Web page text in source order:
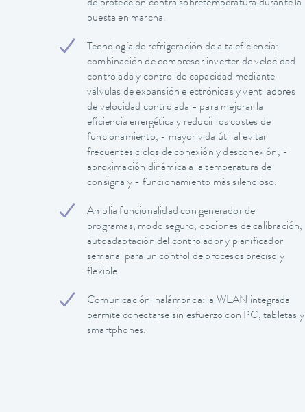
de protección contra sobretemperatura durante la
puesta en marcha.
Tecnología de refrigeración de alta eficiencia:
combinación de compresor inverter de velocidad
controlada y control de capacidad mediante
válvulas de expansión electrónicas y ventiladores
de velocidad controlada - para mejorar la
eficiencia energética y reducir los costes de
funcionamiento, - mayor vida útil al evitar
frecuentes ciclos de conexión y desconexión, -
aproximación dinámica a la temperatura de
consigna y - funcionamiento más silencioso.
Amplia funcionalidad con generador de
programas, modo seguro, opciones de calibración,
autoadaptación del controlador y planificador
semanal para un control de procesos preciso y
flexible.
Comunicación inalámbrica: la WLAN integrada
permite conectarse sin esfuerzo con PC, tabletas y
smartphones.